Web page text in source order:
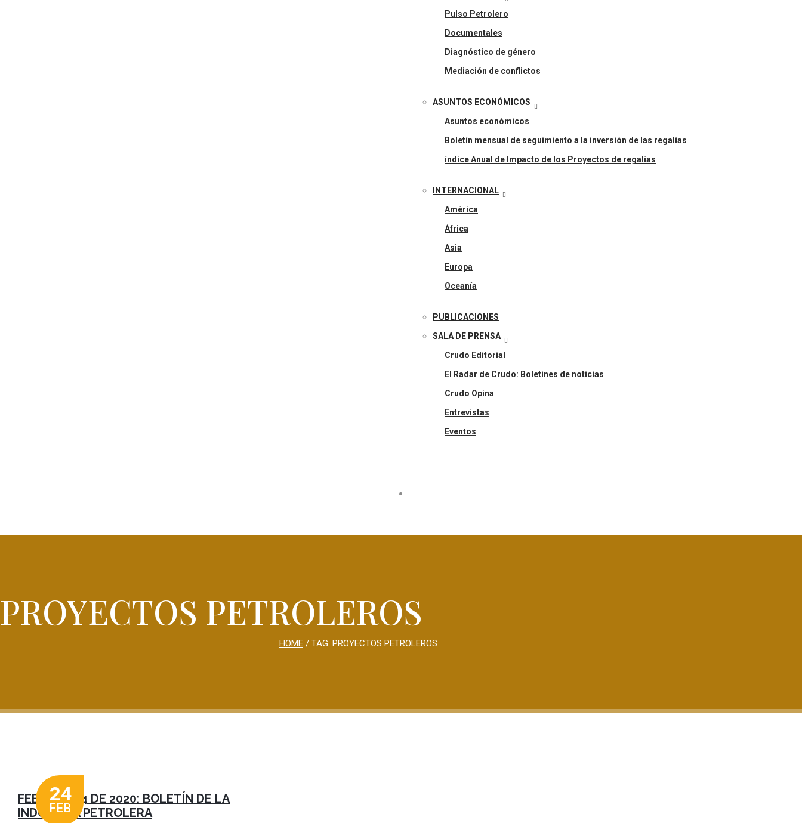
Pulso Petrolero
Documentales
Diagnóstico de género
Mediación de conflictos
ASUNTOS ECONÓMICOS
Asuntos económicos
Boletín mensual de seguimiento a la inversión de las regalías
índice Anual de Impacto de los Proyectos de regalías
INTERNACIONAL
América
África
Asia
Europa
Oceanía
PUBLICACIONES
SALA DE PRENSA
Crudo Editorial
El Radar de Crudo: Boletines de noticias
Crudo Opina
Entrevistas
Eventos
PROYECTOS PETROLEROS
HOME/ TAG: PROYECTOS PETROLEROS
24
FEB
FEBRERO 24 DE 2020: BOLETÍN DE LA
INDUSTRIA PETROLERA